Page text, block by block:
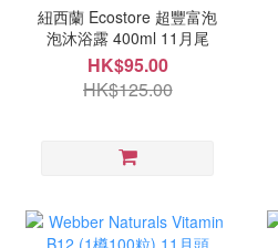
紐西蘭 Ecostore 超豐富泡
泡沐浴露 400ml 11月尾
HK$95.00
HK$125.00